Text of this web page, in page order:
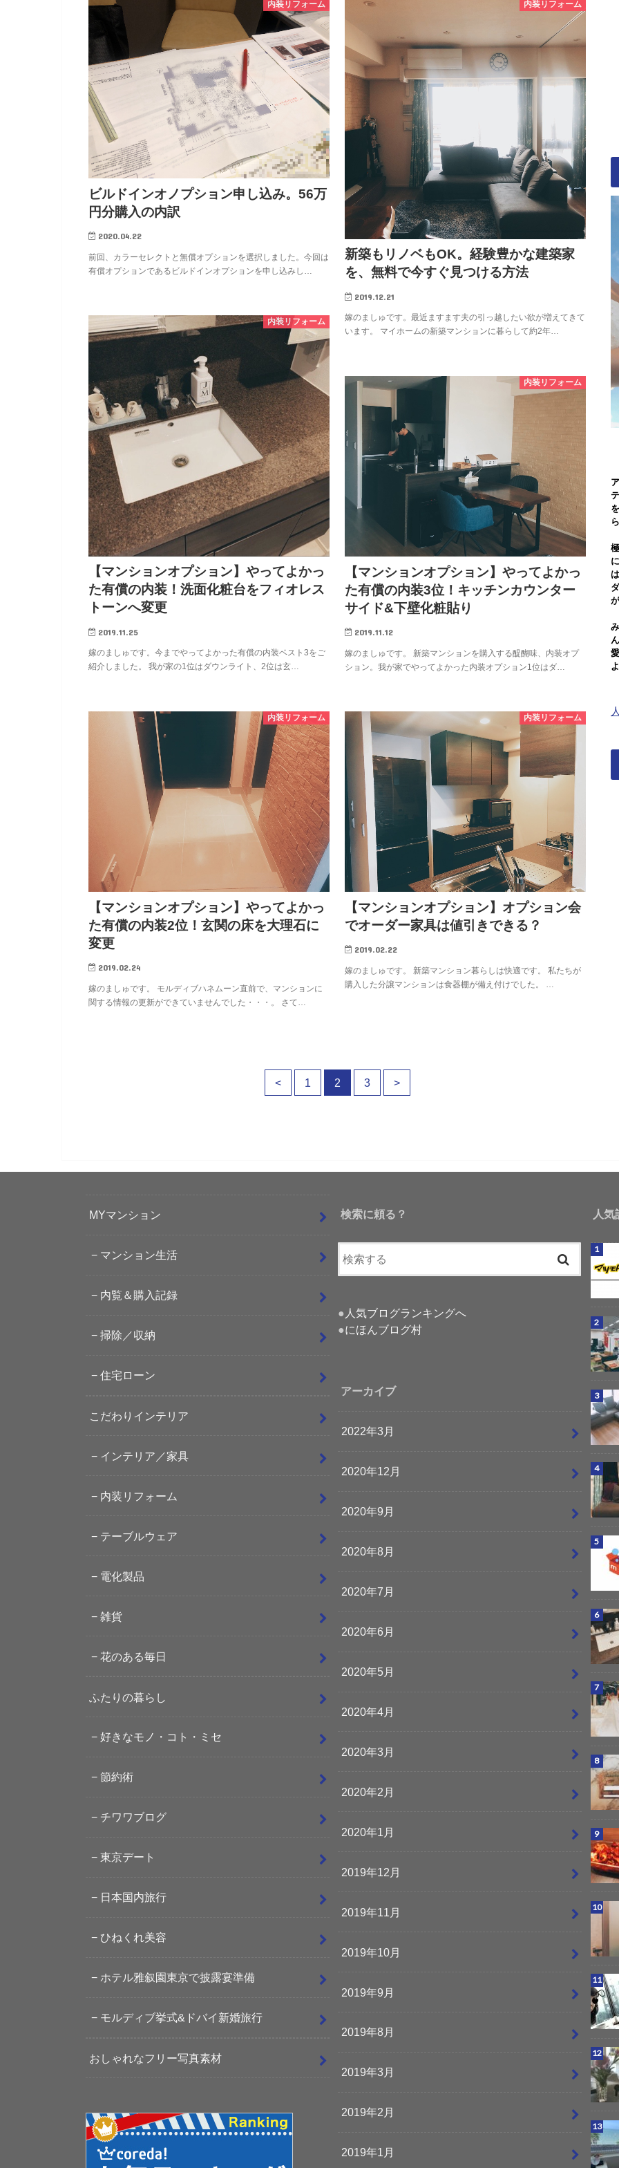
内装リフォーム
ビルドインオノプション申し込み。56万
円分購入の内訳
2020.04.22
前回、カラーセレクトと無償オプションを選択しました。今回は
有償オプションであるビルドインオプションを申し込みし…
内装リフォーム
新築もリノベもOK。経験豊かな建築家
を、無料で今すぐ見つける方法
2019.12.21
嫁のましゅです。最近ますます夫の引っ越したい欲が増えてきて
います。 マイホームの新築マンションに暮らして約2年…
内装リフォーム
【マンションオプション】やってよかっ
た有償の内装！洗面化粧台をフィオレス
トーンへ変更
2019.11.25
嫁のましゅです。今までやってよかった有償の内装ベスト3をご
紹介しました。 我が家の1位はダウンライト、2位は玄…
内装リフォーム
【マンションオプション】やってよかっ
た有償の内装3位！キッチンカウンター
サイド&下壁化粧貼り
2019.11.12
嫁のましゅです。 新築マンションを購入する醍醐味、内装オプ
ション。我が家でやってよかった内装オプション1位はダ…
内装リフォーム
【マンションオプション】やってよかっ
た有償の内装2位！玄関の床を大理石に
変更
2019.02.24
嫁のましゅです。 モルディブハネムーン直前で、マンションに
関する情報の更新ができていませんでした・・・。 さて…
内装リフォーム
【マンションオプション】オプション会
でオーダー家具は値引きできる？
2019.02.22
嫁のましゅです。 新築マンション暮らしは快適です。 私たちが
購入した分譲マンションは食器棚が備え付けでした。 …
< 1 2 3 >
MYマンション
マンション生活
内覧＆購入記録
掃除／収納
住宅ローン
こだわりインテリア
インテリア／家具
内装リフォーム
テーブルウェア
電化製品
雑貨
花のある毎日
ふたりの暮らし
好きなモノ・コト・ミセ
節約術
チワワブログ
東京デート
日本国内旅行
ひねくれ美容
ホテル雅叙園東京で披露宴準備
モルディブ挙式&ドバイ新婚旅行
おしゃれなフリー写真素材
検索に頼る？
● 人気ブログランキングへ
●にほんブログ村
アーカイブ
2022年3月
2020年12月
2020年9月
2020年8月
2020年7月
2020年6月
2020年5月
2020年4月
2020年3月
2020年2月
2020年1月
2019年12月
2019年11月
2019年10月
2019年9月
2019年8月
2019年3月
2019年2月
2019年1月
人